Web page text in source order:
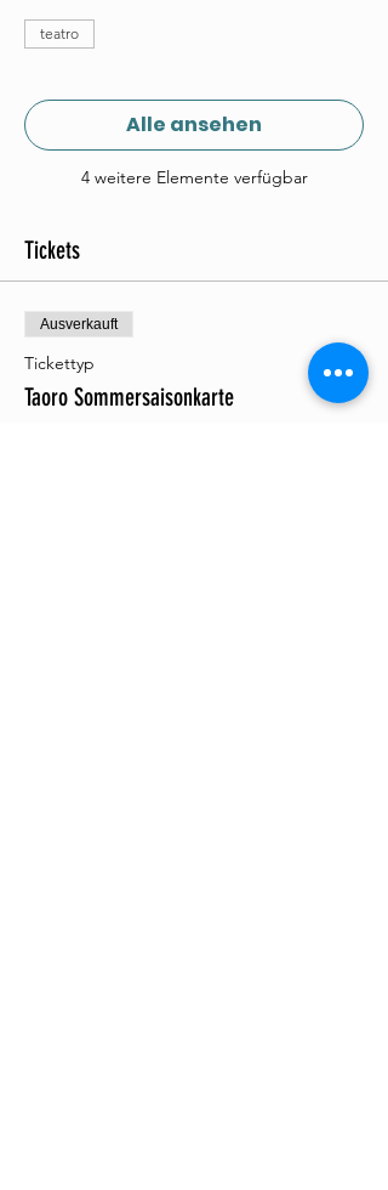
teatro
4 weitere Elemente verfügbar
Alle ansehen
Tickets
Ausverkauft
Tickettyp
Taoro Sommersaisonkarte